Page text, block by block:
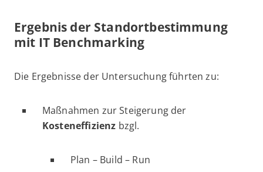
Ergebnis der Standortbestimmung
mit IT Benchmarking
Die Ergebnisse der Untersuchung führten zu:
Maßnahmen zur Steigerung der
Kosteneffizienz bzgl.
Plan – Build – Run